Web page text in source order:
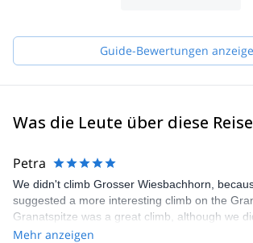
for the mountains. They are Markus B,
IFMGA certified guides. Our philosophy is "to
to give you the best experience.
Guide-Bewertungen
Was die Leute über diese
Petra
We didn't climb Grosser Wiesbachhorn,
suggested a more interesting climb on the
Granatspitze was a great climb, although we
see much of the scenery because of rain and
Mehr anzeigen